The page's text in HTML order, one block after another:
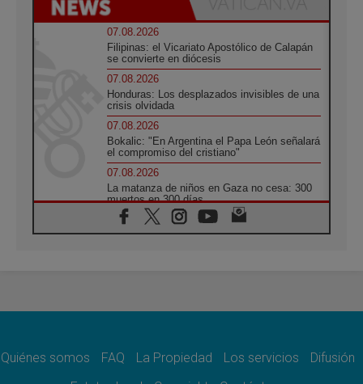
07.08.2026
Filipinas: el Vicariato Apostólico de Calapán
se convierte en diócesis
07.08.2026
Honduras: Los desplazados invisibles de una
crisis olvidada
07.08.2026
Bokalic: "En Argentina el Papa León señalará
el compromiso del cristiano"
07.08.2026
La matanza de niños en Gaza no cesa: 300
muertos en 300 días
07.08.2026
Tagle: La guerra desfigura el mundo, solo la
como misión al servicio del Evangelio
Quiénes somos FAQ La Propiedad Los servicios
Difusión